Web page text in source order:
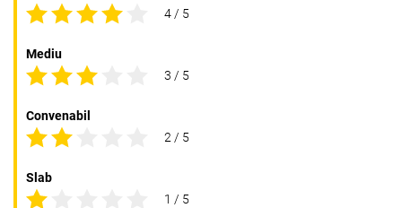
4 / 5
Mediu
3 / 5
Convenabil
2 / 5
Slab
1 / 5